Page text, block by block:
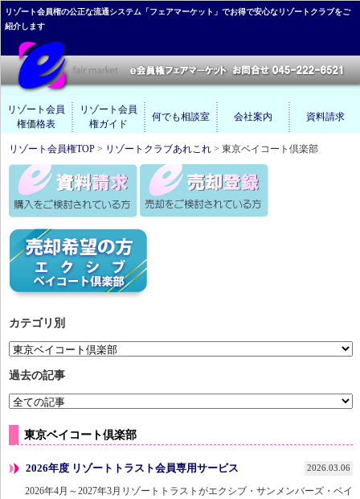
リゾート会員権の公正な流通システム「フェアマーケット」でお得で安心なリゾートクラブをご
紹介します
リゾート会員
権価格表
リゾート会員
権ガイド
何でも相談室 会社案内 資料請求
リゾート会員権TOP > リゾートクラブあれこれ > 東京ベイコート倶楽部
カテゴリ別
過去の記事
東京ベイコート倶楽部
2026年度 リゾートトラスト会員専用サービス 2026.03.06
2026年4月～2027年3月リゾートトラストがエクシブ・サンメンバーズ・ベイ